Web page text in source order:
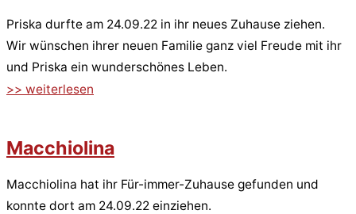
Priska durfte am 24.09.22 in ihr neues Zuhause ziehen.
Wir wünschen ihrer neuen Familie ganz viel Freude mit ihr
und Priska ein wunderschönes Leben.
>> weiterlesen
Macchiolina
Macchiolina hat ihr Für-immer-Zuhause gefunden und
konnte dort am 24.09.22 einziehen.